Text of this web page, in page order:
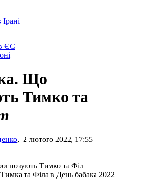
ЄС
Що
Тимко та
, 2 лютого 2022, 17:55
та Філа в День бабака 2022